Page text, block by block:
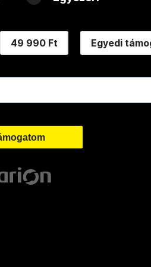
49 990 Ft Egyedi